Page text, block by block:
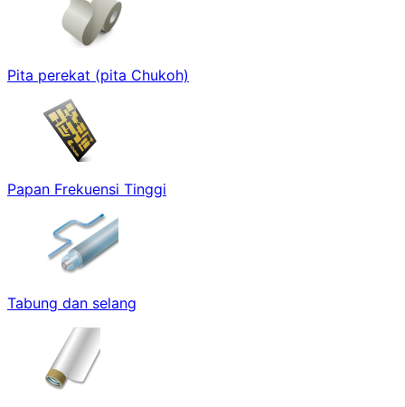
Pita perekat (pita Chukoh)
Papan Frekuensi Tinggi
Tabung dan selang